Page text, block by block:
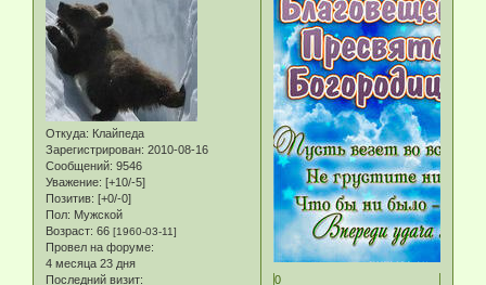
Откуда: Клайпеда
Зарегистрирован: 2010-08-16
Сообщений: 9546
Уважение: [+10/-5]
Позитив: [+0/-0]
Пол: Мужской
Возраст: 66 [1960-03-11]
Провел на форуме:
4 месяца 23 дня
Последний визит:
0